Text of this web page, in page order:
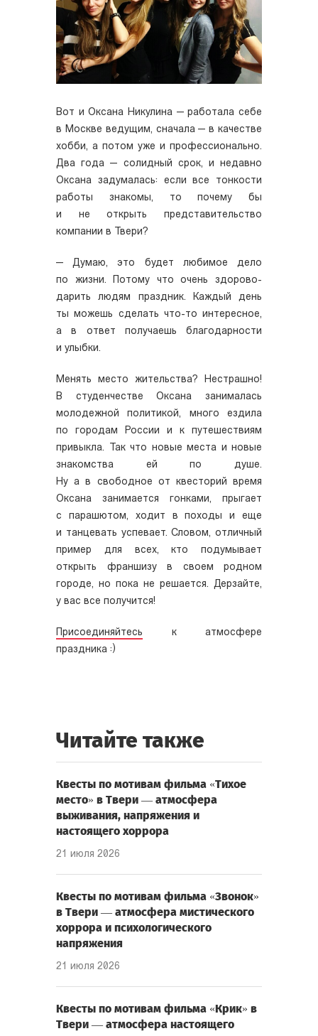
Вот и Оксана Никулина — работала себе
в Москве ведущим, сначала — в качестве
хобби, а потом уже и профессионально.
Два года — солидный срок, и недавно
Оксана задумалась: если все тонкости
работы знакомы, то почему бы
и не открыть представительство
компании в Твери? ­
— Думаю, это будет любимое дело
по жизни. Потому что очень здорово­
дарить людям праздник. Каждый день
ты можешь сделать что-­то интересное,
а в ответ получаешь благодарности
и улыбки.
Менять место жительства? Нестрашно!
В студенчестве Оксана занималась
молодежной политикой, много ездила
по городам России и к путешествиям
привыкла. Так что новые места и новые
знакомства ей по душе.
Ну а в свободное от квесторий время
Оксана занимается гонками, прыгает
с парашютом, ходит в походы и еще
и танцевать успевает. Словом, отличный
пример для всех, кто подумывает
открыть франшизу в своем родном
городе, но пока не решается. Дерзайте,
у вас все получится!
Присоединяйтесь к атмосфере
праздника :)
Читайте также
Квесты по мотивам фильма «Тихое
место» в Твери — атмосфера
выживания, напряжения и
настоящего хоррора
21 июля 2026
Квесты по мотивам фильма «Звонок»
в Твери — атмосфера мистического
хоррора и психологического
напряжения
21 июля 2026
Квесты по мотивам фильма «Крик» в
Твери — атмосфера настоящего